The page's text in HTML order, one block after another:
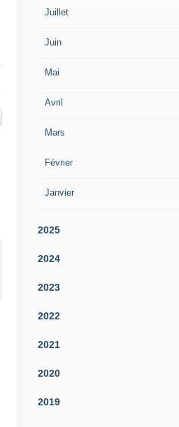
Juillet
Juin
Mai
Avril
Mars
Février
Janvier
2025
2024
2023
2022
2021
2020
2019